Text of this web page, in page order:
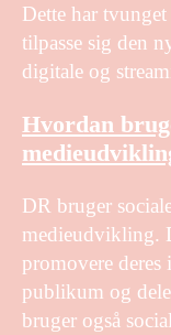
Dette har
tilpasse sig den
digitale og
Hvordan
DR bruger
medieudvikling.
promovere deres
publikum og
bruger også